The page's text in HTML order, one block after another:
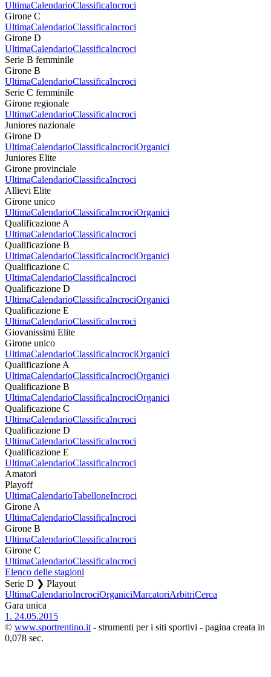
UltimaCalendarioClassificaIncroci
Girone C
UltimaCalendarioClassificaIncroci
Girone D
UltimaCalendarioClassificaIncroci
Serie B femminile
Girone B
UltimaCalendarioClassificaIncroci
Serie C femminile
Girone regionale
UltimaCalendarioClassificaIncroci
Juniores nazionale
Girone D
UltimaCalendarioClassificaIncrociOrganici
Juniores Elite
Girone provinciale
UltimaCalendarioClassificaIncroci
Allievi Elite
Girone unico
UltimaCalendarioClassificaIncrociOrganici
Qualificazione A
UltimaCalendarioClassificaIncroci
Qualificazione B
UltimaCalendarioClassificaIncrociOrganici
Qualificazione C
UltimaCalendarioClassificaIncroci
Qualificazione D
UltimaCalendarioClassificaIncrociOrganici
Qualificazione E
UltimaCalendarioClassificaIncroci
Giovanissimi Elite
Girone unico
UltimaCalendarioClassificaIncrociOrganici
Qualificazione A
UltimaCalendarioClassificaIncrociOrganici
Qualificazione B
UltimaCalendarioClassificaIncrociOrganici
Qualificazione C
UltimaCalendarioClassificaIncroci
Qualificazione D
UltimaCalendarioClassificaIncroci
Qualificazione E
UltimaCalendarioClassificaIncroci
Amatori
Playoff
UltimaCalendarioTabelloneIncroci
Girone A
UltimaCalendarioClassificaIncroci
Girone B
UltimaCalendarioClassificaIncroci
Girone C
UltimaCalendarioClassificaIncroci
Elenco delle stagioni
Serie D ❯ Playout
UltimaCalendarioIncrociOrganiciMarcatoriArbitriCerca
Gara unica
1. 24.05.2015
© www.sportrentino.it - strumenti per i siti sportivi - pagina creata in
0,078 sec.